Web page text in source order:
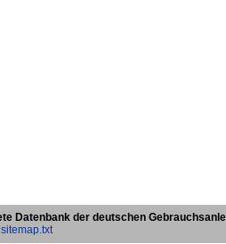
Datenbank der deutschen
sitemap.txt